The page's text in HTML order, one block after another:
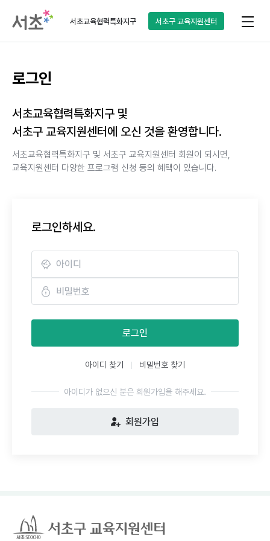
서초교육협력특화지구 서초구교육지원센터
로그인
서초교육협력특화지구 및
서초구 교육지원센터에 오신 것을 환영합니다.
서초교육협력특화지구 및 서초구 교육지원센터 회원이 되시면,
교육지원센터 다양한 프로그램 신청 등의 혜택이 있습니다.
로그인하세요.
로그인
아이디 찾기 비밀번호 찾기
아이디가 없으신 분은 회원가입을 해주세요.
회원가입